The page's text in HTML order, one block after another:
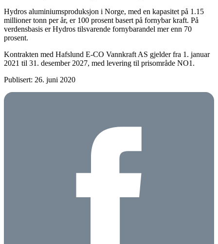
Hydros aluminiumsproduksjon i Norge, med en kapasitet på 1.15
millioner tonn per år, er 100 prosent basert på fornybar kraft. På
verdensbasis er Hydros tilsvarende fornybarandel mer enn 70
prosent.
Kontrakten med Hafslund E-CO Vannkraft AS gjelder fra 1. januar
2021 til 31. desember 2027, med levering til prisområde NO1.
Publisert: 26. juni 2020